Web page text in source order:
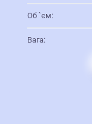
Об `єм:
Вага: